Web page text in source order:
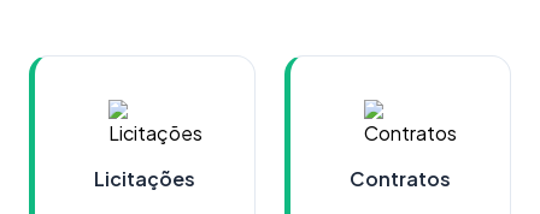
Licitações Contratos